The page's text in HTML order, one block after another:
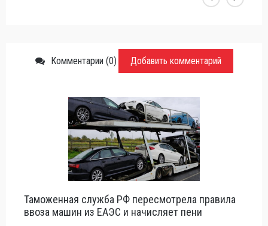
Комментарии (0) Добавить комментарий
Таможенная служба РФ пересмотрела правила
ввоза машин из ЕАЭС и начисляет пени